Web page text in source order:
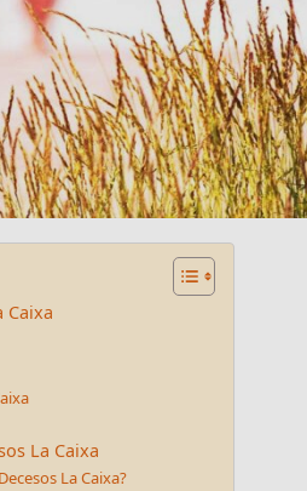
Caixa
La Caixa
La Caixa?